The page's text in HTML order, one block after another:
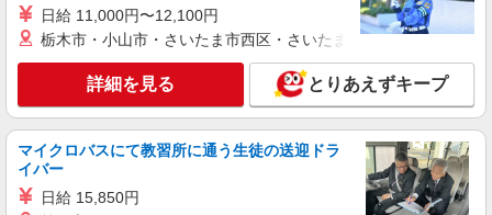
日給 11,000円〜12,100円
栃木市・小山市・さいたま市西区・さいたま市岩槻区・久喜市・
詳細を見る とりあえずキープ
マイクロバスにて教習所に通う生徒の送迎ドラ
イバー
日給 15,850円